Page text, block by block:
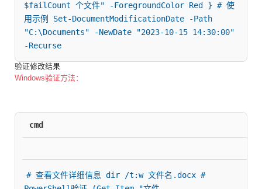
$failCount 个文件" -ForegroundColor Red } # 使
用示例 Set-DocumentModificationDate -Path
"C:\Documents" -NewDate "2023-10-15 14:30:00"
-Recurse
验证修改结果
Windows验证方法：
cmd
# 查看文件详细信息 dir /t:w 文件名.docx #